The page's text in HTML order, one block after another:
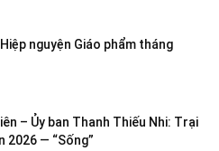
nguyện Giáo phẩm tháng
– Ủy ban Thanh Thiếu Nhi: Trại
2026 — “Sống”